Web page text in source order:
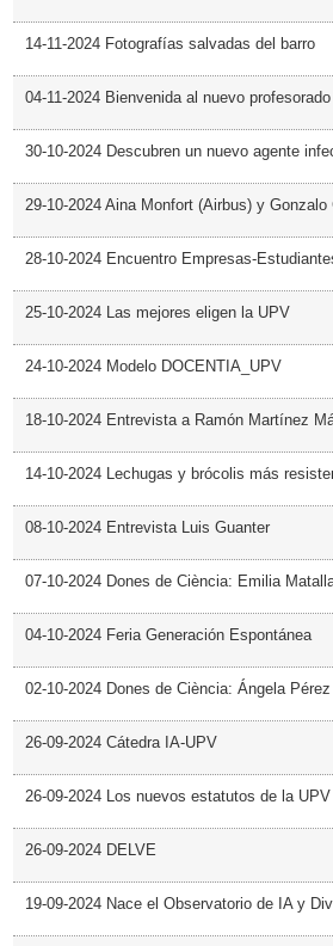
14-11-2024 Fotografías salvadas del barro
04-11-2024 Bienvenida al nuevo profesorado
30-10-2024 Descubren un nuevo agente
29-10-2024 Aina Monfort (Airbus) y
28-10-2024 Encuentro Empresas-
25-10-2024 Las mejores eligen la UPV
24-10-2024 Modelo DOCENTIA_UPV
18-10-2024 Entrevista a Ramón Martínez
14-10-2024 Lechugas y brócolis más
08-10-2024 Entrevista Luis Guanter
07-10-2024 Dones de Ciència: Emilia
04-10-2024 Feria Generación Espontánea
02-10-2024 Dones de Ciència: Ángela Pérez
26-09-2024 Cátedra IA-UPV
26-09-2024 Los nuevos estatutos de la
26-09-2024 DELVE
19-09-2024 Nace el Observatorio de IA y